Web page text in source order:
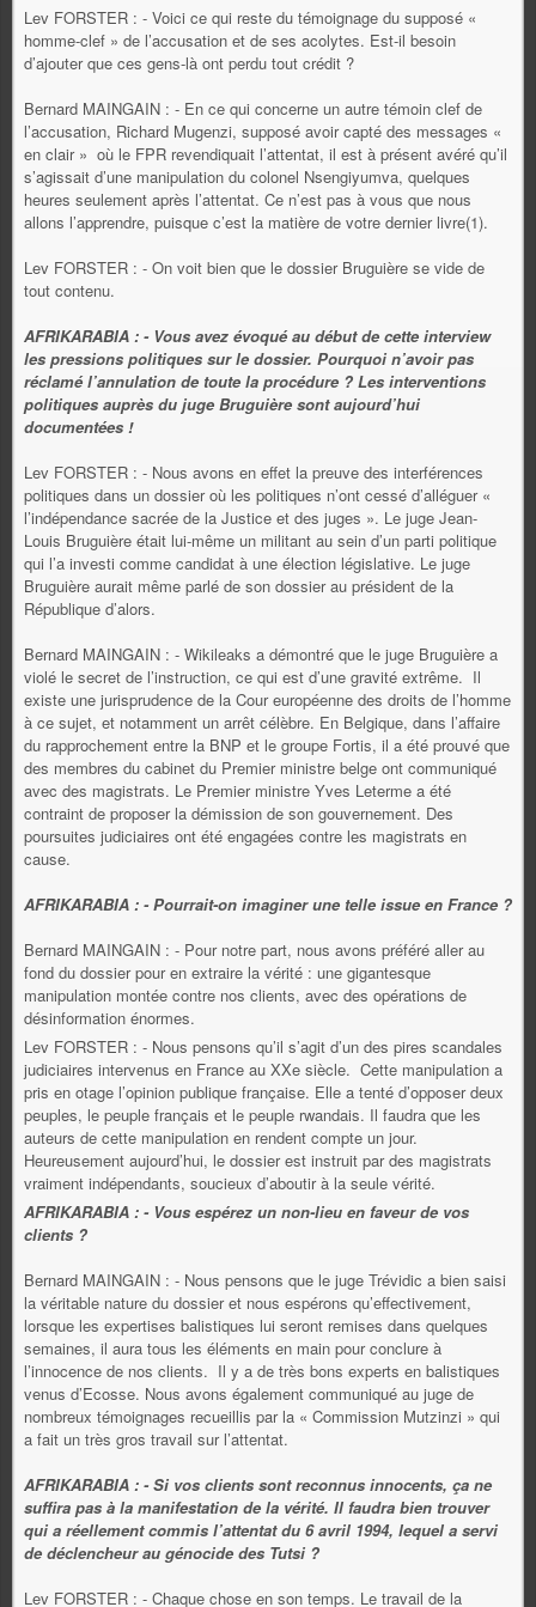
Lev FORSTER : - Voici ce qui reste du témoignage du supposé «
homme-clef » de l’accusation et de ses acolytes. Est-il besoin
d’ajouter que ces gens-là ont perdu tout crédit ?
Bernard MAINGAIN : - En ce qui concerne un autre témoin clef de
l’accusation, Richard Mugenzi, supposé avoir capté des messages «
en clair » où le FPR revendiquait l’attentat, il est à présent avéré qu’il
s’agissait d’une manipulation du colonel Nsengiyumva, quelques
heures seulement après l’attentat. Ce n’est pas à vous que nous
allons l’apprendre, puisque c’est la matière de votre dernier livre(1).
Lev FORSTER : - On voit bien que le dossier Bruguière se vide de
tout contenu.
AFRIKARABIA : - Vous avez évoqué au début de cette interview
les pressions politiques sur le dossier. Pourquoi n’avoir pas
réclamé l’annulation de toute la procédure ? Les interventions
politiques auprès du juge Bruguière sont aujourd’hui
documentées !
Lev FORSTER : - Nous avons en effet la preuve des interférences
politiques dans un dossier où les politiques n’ont cessé d’alléguer «
l’indépendance sacrée de la Justice et des juges ». Le juge Jean-
Louis Bruguière était lui-même un militant au sein d’un parti politique
qui l’a investi comme candidat à une élection législative. Le juge
Bruguière aurait même parlé de son dossier au président de la
République d’alors.
Bernard MAINGAIN : - Wikileaks a démontré que le juge Bruguière a
violé le secret de l’instruction, ce qui est d’une gravité extrême. Il
existe une jurisprudence de la Cour européenne des droits de l’homme
à ce sujet, et notamment un arrêt célèbre. En Belgique, dans l’affaire
du rapprochement entre la BNP et le groupe Fortis, il a été prouvé que
des membres du cabinet du Premier ministre belge ont communiqué
avec des magistrats. Le Premier ministre Yves Leterme a été
contraint de proposer la démission de son gouvernement. Des
poursuites judiciaires ont été engagées contre les magistrats en
cause.
AFRIKARABIA : - Pourrait-on imaginer une telle issue en France ?
Bernard MAINGAIN : - Pour notre part, nous avons préféré aller au
fond du dossier pour en extraire la vérité : une gigantesque
manipulation montée contre nos clients, avec des opérations de
désinformation énormes.
Lev FORSTER : - Nous pensons qu’il s’agit d’un des pires scandales
judiciaires intervenus en France au XXe siècle. Cette manipulation a
pris en otage l’opinion publique française. Elle a tenté d’opposer deux
peuples, le peuple français et le peuple rwandais. Il faudra que les
auteurs de cette manipulation en rendent compte un jour.
Heureusement aujourd’hui, le dossier est instruit par des magistrats
vraiment indépendants, soucieux d’aboutir à la seule vérité.
AFRIKARABIA : - Vous espérez un non-lieu en faveur de vos
clients ?
Bernard MAINGAIN : - Nous pensons que le juge Trévidic a bien saisi
la véritable nature du dossier et nous espérons qu’effectivement,
lorsque les expertises balistiques lui seront remises dans quelques
semaines, il aura tous les éléments en main pour conclure à
l’innocence de nos clients. Il y a de très bons experts en balistiques
venus d’Ecosse. Nous avons également communiqué au juge de
nombreux témoignages recueillis par la « Commission Mutzinzi » qui
a fait un très gros travail sur l’attentat.
AFRIKARABIA : - Si vos clients sont reconnus innocents, ça ne
suffira pas à la manifestation de la vérité. Il faudra bien trouver
qui a réellement commis l’attentat du 6 avril 1994, lequel a servi
de déclencheur au génocide des Tutsi ?
Lev FORSTER : - Chaque chose en son temps. Le travail de la